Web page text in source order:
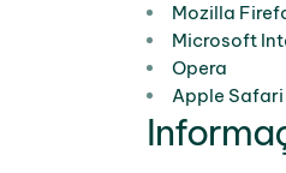
Mozilla
Microsoft
Opera
Apple Safari